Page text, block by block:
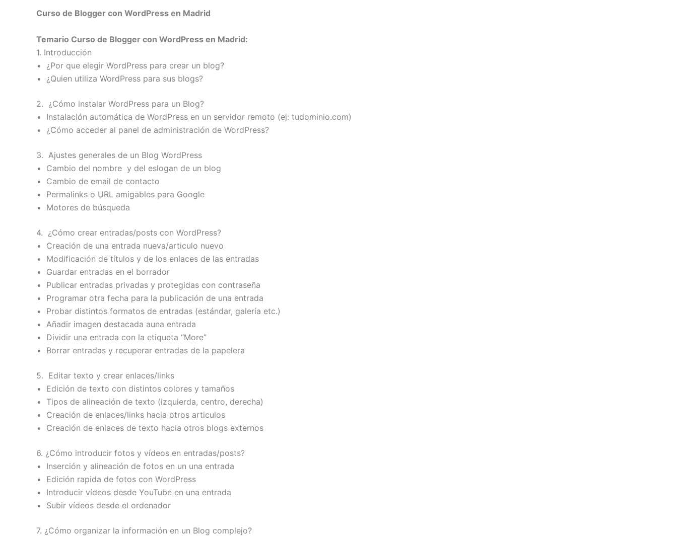
Curso de Blogger con WordPress en Madrid
Temario Curso de Blogger con WordPress en Madrid:
1. Introducción
¿Por que elegir WordPress para crear un blog?
¿Quien utiliza WordPress para sus blogs?
2. ¿Cómo instalar WordPress para un Blog?
Instalación automática de WordPress en un servidor remoto (ej: tudominio.com)
¿Cómo acceder al panel de administración de WordPress?
3. Ajustes generales de un Blog WordPress
Cambio del nombre y del eslogan de un blog
Cambio de email de contacto
Permalinks o URL amigables para Google
Motores de búsqueda
4. ¿Cómo crear entradas/posts con WordPress?
Creación de una entrada nueva/articulo nuevo
Modificación de títulos y de los enlaces de las entradas
Guardar entradas en el borrador
Publicar entradas privadas y protegidas con contraseña
Programar otra fecha para la publicación de una entrada
Probar distintos formatos de entradas (estándar, galería etc.)
Añadir imagen destacada auna entrada
Dividir una entrada con la etiqueta “More”
Borrar entradas y recuperar entradas de la papelera
5. Editar texto y crear enlaces/links
Edición de texto con distintos colores y tamaños
Tipos de alineación de texto (izquierda, centro, derecha)
Creación de enlaces/links hacia otros articulos
Creación de enlaces de texto hacia otros blogs externos
6. ¿Cómo introducir fotos y vídeos en entradas/posts?
Inserción y alineación de fotos en un una entrada
Edición rapida de fotos con WordPress
Introducir vídeos desde YouTube en una entrada
Subir vídeos desde el ordenador
7. ¿Cómo organizar la información en un Blog complejo?